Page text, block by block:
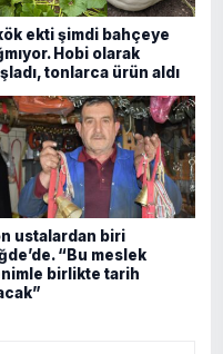
ekti şimdi bahçeye
Hobi olarak
tonlarca ürün aldı
ustalardan biri
“Bu meslek
birlikte tarih